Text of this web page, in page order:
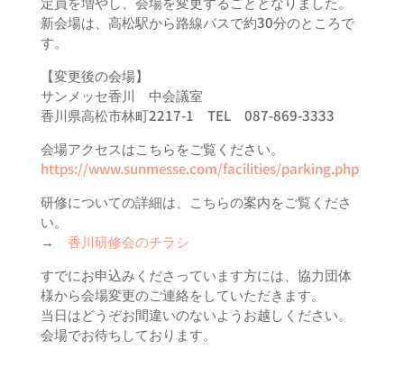
新会場は、高松駅から路線バスで約30分のところで
す。
【変更後の会場】
サンメッセ香川 中会議室
香川県高松市林町2217-1 TEL 087-869-3333
会場アクセスはこちらをご覧ください。
https://www.sunmesse.com/facilities/parking.php
研修についての詳細は、こちらの案内をご覧くださ
い。
→ 香川研修会のチラシ
すでにお申込みくださっています方には、協力団体
様から会場変更のご連絡をしていただきます。
当日はどうぞお間違いのないようお越しください。
会場でお待ちしております。